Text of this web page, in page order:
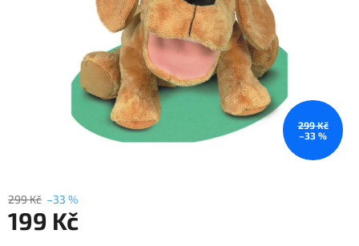
299 Kč
–33 %
299 Kč –33 %
199 Kč